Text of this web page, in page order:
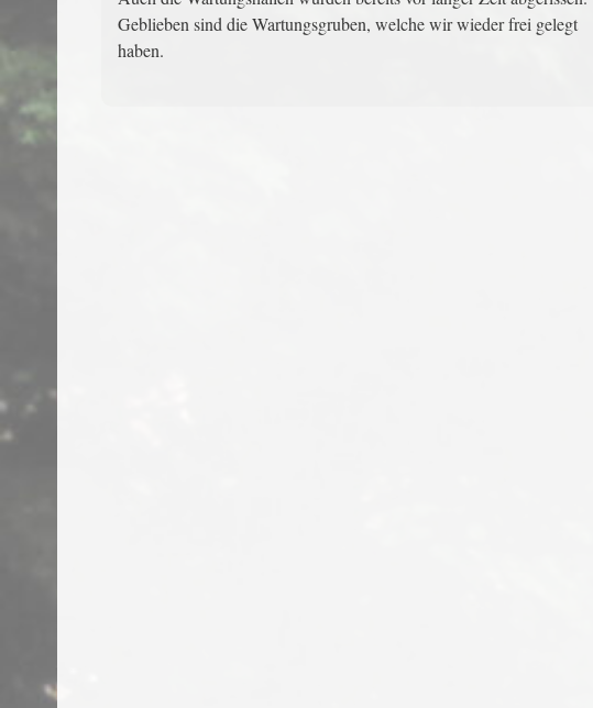
Geblieben sind die Wartungsgruben, welche wir wieder frei gelegt
haben.